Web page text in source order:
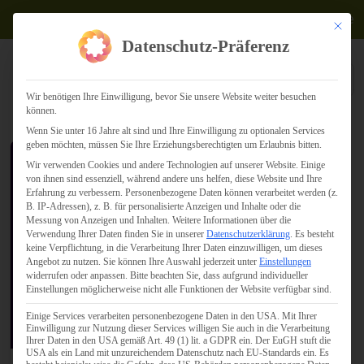
Termine
Konrad-Adenauer-
Stiftung:
Jugendmedientreff 2012
Mit
Datenschutz-Präferenz
Wir benötigen Ihre Einwilligung, bevor Sie unsere Website weiter besuchen
können.
Wenn Sie unter 16 Jahre alt sind und Ihre Einwilligung zu optionalen Services
geben möchten, müssen Sie Ihre Erziehungsberechtigten um Erlaubnis bitten.
Wir verwenden Cookies und andere Technologien auf unserer Website. Einige
von ihnen sind essenziell, während andere uns helfen, diese Website und Ihre
Erfahrung zu verbessern. Personenbezogene Daten können verarbeitet werden (z.
B. IP-Adressen), z. B. für personalisierte Anzeigen und Inhalte oder die
Messung von Anzeigen und Inhalten. Weitere Informationen über die
Verwendung Ihrer Daten finden Sie in unserer Datenschutzerklärung. Es besteht
keine Verpflichtung, in die Verarbeitung Ihrer Daten einzuwilligen, um dieses
Angebot zu nutzen. Sie können Ihre Auswahl jederzeit unter Einstellungen
widerrufen oder anpassen. Bitte beachten Sie, dass aufgrund individueller
Einstellungen möglicherweise nicht alle Funktionen der Website verfügbar sind.
Einige Services verarbeiten personenbezogene Daten in den USA. Mit Ihrer
Einwilligung zur Nutzung dieser Services willigen Sie auch in die Verarbeitung
Ihrer Daten in den USA gemäß Art. 49 (1) lit. a GDPR ein. Der EuGH stuft die
USA als ein Land mit unzureichendem Datenschutz nach EU-Standards ein. Es